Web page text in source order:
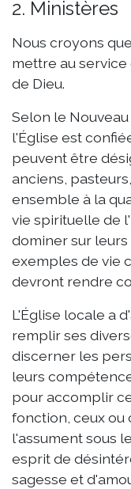
2. Ministères
Nous croyons
mettre au service
de Dieu.
Selon le
l'Église est
peuvent être
anciens,
ensemble à la
vie spirituelle de
dominer sur
exemples de vie
devront rendre
L'Église locale a
remplir ses
discerner les
leurs
pour accomplir
fonction, ceux ou
l'assument sous
esprit de
sagesse et